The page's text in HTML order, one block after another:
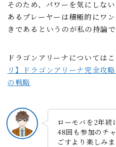
そのため、パワーを気にしな
あるプレーヤーは積極的にワ
きであるというのが私の持論で
ドラゴンアリーナについては
リ】ドラゴンアリーナ完全攻
の戦略
ローモバを2年続
48回も参加のチ
ごすより楽しみま